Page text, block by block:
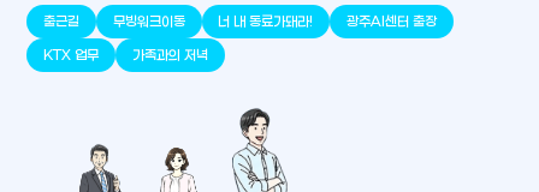
천안
세종
판교 오송
대덕 원주
출근길 무빙워크이동 너 내 동료가돼라! 광주AI센터 출장
KTX 업무 가족과의 저녁